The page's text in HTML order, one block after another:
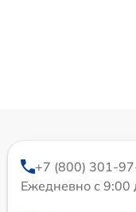
+7 (800) 301-
Ежедневно с 9:00